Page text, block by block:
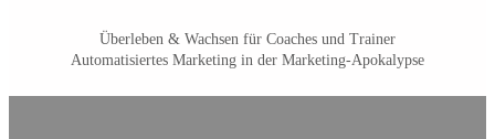
Überleben & Wachsen für Coaches und Trainer
Automatisiertes Marketing in der Marketing-Apokalypse